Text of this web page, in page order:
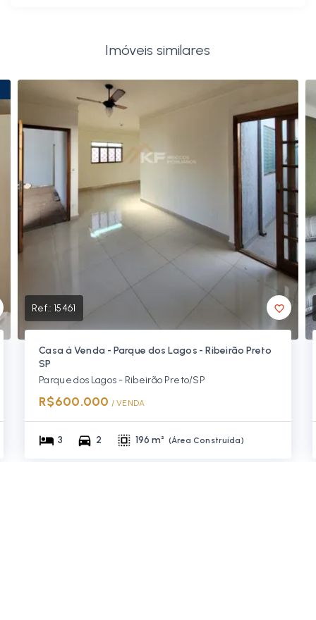
Imóveis similares
Ref.: 15461
Casa á Venda - Parque dos Lagos - Ribeirão Preto
SP
Parque dos Lagos - Ribeirão Preto/SP
R$600.000 / VENDA
3 2 196 m² (Área Construída)